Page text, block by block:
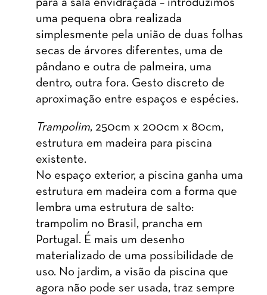
para a sala envidraçada – introduzimos
uma pequena obra realizada
simplesmente pela união de duas folhas
secas de árvores diferentes, uma de
pândano e outra de palmeira, uma
dentro, outra fora. Gesto discreto de
aproximação entre espaços e espécies.
Trampolim, 250cm x 200cm x 80cm,
estrutura em madeira para piscina
existente.
No espaço exterior, a piscina ganha uma
estrutura em madeira com a forma que
lembra uma estrutura de salto:
trampolim no Brasil, prancha em
Portugal. É mais um desenho
materializado de uma possibilidade de
uso. No jardim, a visão da piscina que
agora não pode ser usada, traz sempre